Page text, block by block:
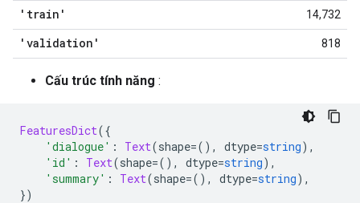
'train' 14,732
'validation' 818
Cấu trúc tính năng :
FeaturesDict({
'dialogue' : Text(shape=(), dtype=string),
'id' : Text(shape=(), dtype=string),
'summary' : Text(shape=(), dtype=string),
})